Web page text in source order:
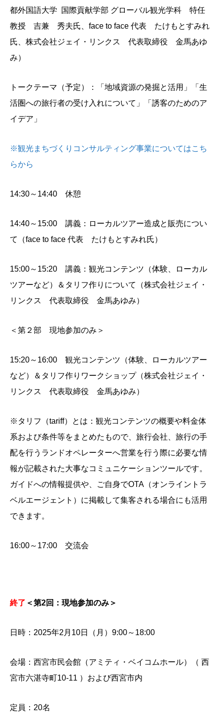
都外国語大学 国際貢献学部 グローバル観光学科 特任
教授 吉兼 秀夫氏、face to face 代表 たけもとすみれ
氏、株式会社ジェイ・リンクス 代表取締役 金馬あゆ
み）
トークテーマ（予定）：「地域資源の発掘と活用」「生
活圏への旅行者の受け入れについて」「誘客のためのア
イデア」
※観光まちづくりコンサルティング事業についてはこち
らから
14:30～14:40 休憩
14:40～15:00 講義：ローカルツアー造成と販売につい
て（face to face 代表 たけもとすみれ氏）
15:00～15:20 講義：観光コンテンツ（体験、ローカル
ツアーなど）＆タリフ作りについて（株式会社ジェイ・
リンクス 代表取締役 金馬あゆみ）
＜第２部 現地参加のみ＞
15:20～16:00 観光コンテンツ（体験、ローカルツアー
など）＆タリフ作りワークショップ（株式会社ジェイ・
リンクス 代表取締役 金馬あゆみ）
※タリフ（tariff）とは：観光コンテンツの概要や料金体
系および条件等をまとめたもので、旅行会社、旅行の手
配を行うランドオペレーターへ営業を行う際に必要な情
報が記載された大事なコミュニケーションツールです。
ガイドへの情報提供や、ご自身でOTA（オンライントラ
ベルエージェント）に掲載して集客される場合にも活用
できます。
16:00～17:00 交流会
終了 ＜第2回：現地参加のみ＞
日時：2025年2月10日（月）9:00～18:00
会場：西宮市民会館（アミティ・ベイコムホール）（ 西
宮市六湛寺町10-11 ）および西宮市内
定員：20名